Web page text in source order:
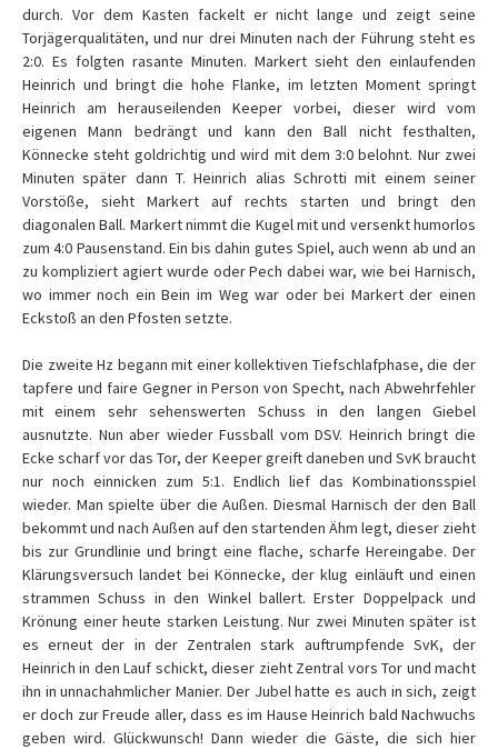
durch. Vor dem Kasten fackelt er nicht lange und zeigt seine
Torjägerqualitäten, und nur drei Minuten nach der Führung steht es
2:0. Es folgten rasante Minuten. Markert sieht den einlaufenden
Heinrich und bringt die hohe Flanke, im letzten Moment springt
Heinrich am herauseilenden Keeper vorbei, dieser wird vom
eigenen Mann bedrängt und kann den Ball nicht festhalten,
Könnecke steht goldrichtig und wird mit dem 3:0 belohnt. Nur zwei
Minuten später dann T. Heinrich alias Schrotti mit einem seiner
Vorstöße, sieht Markert auf rechts starten und bringt den
diagonalen Ball. Markert nimmt die Kugel mit und versenkt humorlos
zum 4:0 Pausenstand. Ein bis dahin gutes Spiel, auch wenn ab und an
zu kompliziert agiert wurde oder Pech dabei war, wie bei Harnisch,
wo immer noch ein Bein im Weg war oder bei Markert der einen
Eckstoß an den Pfosten setzte.
Die zweite Hz begann mit einer kollektiven Tiefschlafphase, die der
tapfere und faire Gegner in Person von Specht, nach Abwehrfehler
mit einem sehr sehenswerten Schuss in den langen Giebel
ausnutzte. Nun aber wieder Fussball vom DSV. Heinrich bringt die
Ecke scharf vor das Tor, der Keeper greift daneben und SvK braucht
nur noch einnicken zum 5:1. Endlich lief das Kombinationsspiel
wieder. Man spielte über die Außen. Diesmal Harnisch der den Ball
bekommt und nach Außen auf den startenden Ähm legt, dieser zieht
bis zur Grundlinie und bringt eine flache, scharfe Hereingabe. Der
Klärungsversuch landet bei Könnecke, der klug einläuft und einen
strammen Schuss in den Winkel ballert. Erster Doppelpack und
Krönung einer heute starken Leistung. Nur zwei Minuten später ist
es erneut der in der Zentralen stark auftrumpfende SvK, der
Heinrich in den Lauf schickt, dieser zieht Zentral vors Tor und macht
ihn in unnachahmlicher Manier. Der Jubel hatte es auch in sich, zeigt
er doch zur Freude aller, dass es im Hause Heinrich bald Nachwuchs
geben wird. Glückwunsch! Dann wieder die Gäste, die sich hier